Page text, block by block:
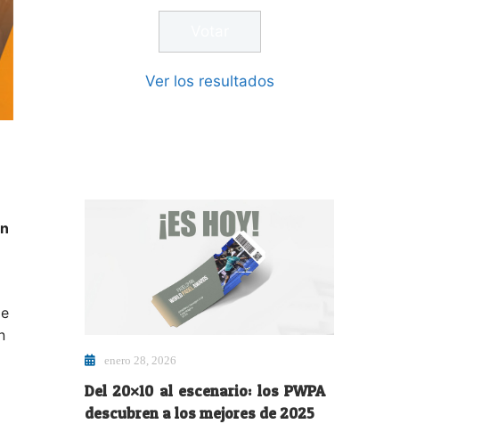
Ver los resultados
enero 28, 2026
Del 20×10 al escenario: los PWPA
descubren a los mejores de 2025